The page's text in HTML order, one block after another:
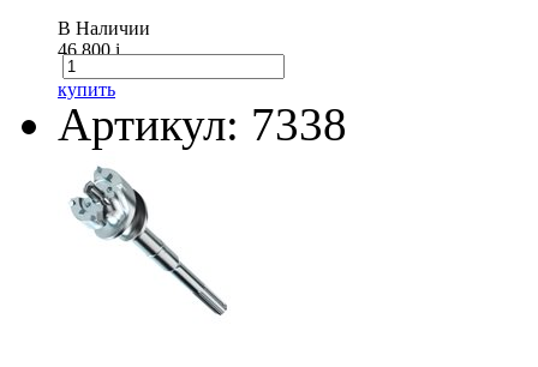
В Наличии
46 800i
купить
Артикул: 7338